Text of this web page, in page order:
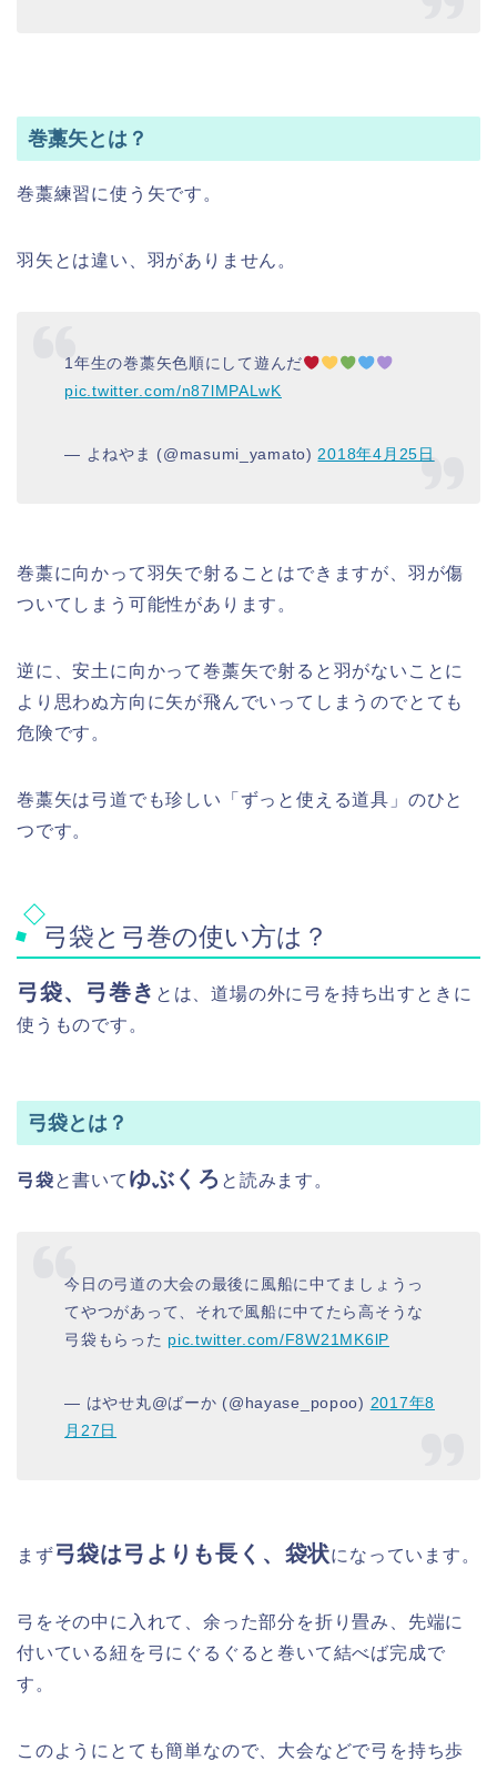
巻藁矢とは？
巻藁練習に使う矢です。
羽矢とは違い、羽がありません。
1年生の巻藁矢色順にして遊んだ
pic.twitter.com/n87lMPALwK
— よねやま (@masumi_yamato)2018年4月25日
巻藁に向かって羽矢で射ることはできますが、羽が傷
ついてしまう可能性があります。
逆に、安土に向かって巻藁矢で射ると羽がないことに
より思わぬ方向に矢が飛んでいってしまうのでとても
危険です。
巻藁矢は弓道でも珍しい「ずっと使える道具」のひと
つです。
弓袋と弓巻の使い方は？
弓袋、弓巻き とは、道場の外に弓を持ち出すときに
使うものです。
弓袋とは？
弓袋と書いて ゆぶくろ と読みます。
今日の弓道の大会の最後に風船に中てましょうっ
てやつがあって、それで風船に中てたら高そうな
弓袋もらった pic.twitter.com/F8W21MK6lP
— はやせ丸@ばーか (@hayase_popoo) 2017年8
月27日
まず弓袋は弓よりも長く、袋状になっています。
弓をその中に入れて、余った部分を折り畳み、先端に
付いている紐を弓にぐるぐると巻いて結べば完成で
す。
このようにとても簡単なので、大会などで弓を持ち歩